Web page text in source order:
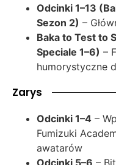
Odcinki 1–13
Sezon 2) –
Baka to Test to
Speciale 1–6) –
humorystyczne
Zarys
Odcinki 1–4 –
Fumizuki
awatarów
Odcinki 5–6 –